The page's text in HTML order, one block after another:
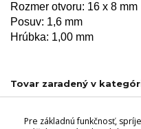
Rozmer otvoru: 16 x 8 mm
Posuv: 1,6 mm
Hrúbka: 1,00 mm
Tovar zaradený v
Ťahokov
Pre základnú funkčnosť,